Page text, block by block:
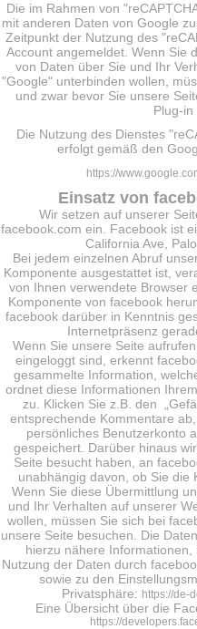
Die im Rahmen von
mit anderen Daten von Google
Zeitpunkt der Nutzung des
Account angemeldet. Wenn Sie
von Daten über Sie und Ihr
"Google" unterbinden wollen,
und zwar bevor Sie unsere
Plug-in
Die Nutzung des Dienstes
erfolgt gemäß den
https://
Einsatz von
Wir setzen auf unserer
facebook.com ein. Facebook ist
California Ave,
Bei jedem einzelnen Abruf
Komponente ausgestattet ist,
von Ihnen verwendete Browser
Komponente von facebook
facebook darüber in Kenntnis
Internetpräsenz
Wenn Sie unsere Seite
eingeloggt sind, erkennt
gesammelte Information,
ordnet diese Informationen
zu. Klicken Sie z.B. den
entsprechende Kommentare
persönliches Benutzerkonto
gespeichert. Darüber hinaus
Seite besucht haben, an
unabhängig davon, ob Sie die
Wenn Sie diese Übermittlung
und Ihr Verhalten auf unserer
wollen, müssen Sie sich bei
unsere Seite besuchen. Die
hierzu nähere
Nutzung der Daten durch
sowie zu den
Privatsphäre: https://de-
Eine Übersicht über die
https://